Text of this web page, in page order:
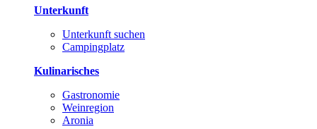
Unterkunft
Unterkunft suchen
Campingplatz
Kulinarisches
Gastronomie
Weinregion
Aronia